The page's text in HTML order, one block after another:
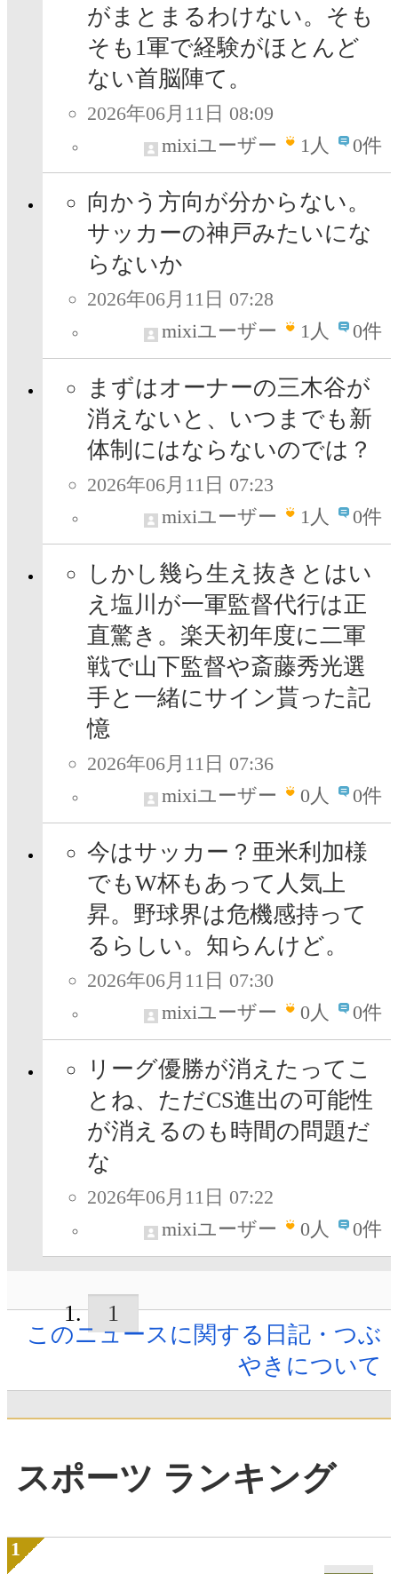
がまとまるわけない。そも
そも1軍で経験がほとんど
ない首脳陣て。
2026年06月11日 08:09
mixiユーザー
1人 0件
向かう方向が分からない。
サッカーの神戸みたいにな
らないか
2026年06月11日 07:28
mixiユーザー
1人 0件
まずはオーナーの三木谷が
消えないと、いつまでも新
体制にはならないのでは？
2026年06月11日 07:23
mixiユーザー
1人 0件
しかし幾ら生え抜きとはい
え塩川が一軍監督代行は正
直驚き。楽天初年度に二軍
戦で山下監督や斎藤秀光選
手と一緒にサイン貰った記
憶
2026年06月11日 07:36
mixiユーザー
0人 0件
今はサッカー？亜米利加様
でもW杯もあって人気上
昇。野球界は危機感持って
るらしい。知らんけど。
2026年06月11日 07:30
mixiユーザー
0人 0件
リーグ優勝が消えたってこ
とね、ただCS進出の可能性
が消えるのも時間の問題だ
な
2026年06月11日 07:22
mixiユーザー
0人 0件
1
このニュースに関する日記・つぶ
やきについて
スポーツ ランキング